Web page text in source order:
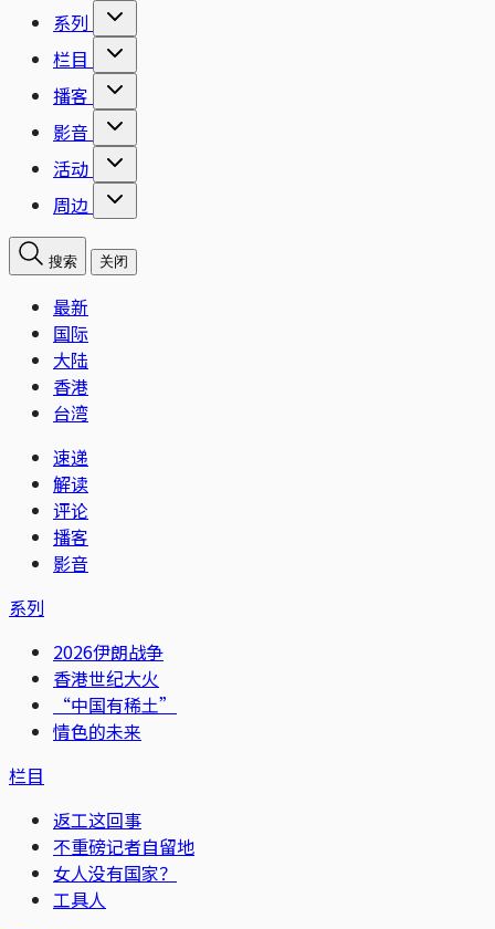
系列
栏目
播客
影音
活动
周边
搜索 关闭
最新
国际
大陆
香港
台湾
速递
解读
评论
播客
影音
系列
2026伊朗战争
香港世纪大火
“中国有稀土”
情色的未来
栏目
返工这回事
不重磅记者自留地
女人没有国家？
工具人